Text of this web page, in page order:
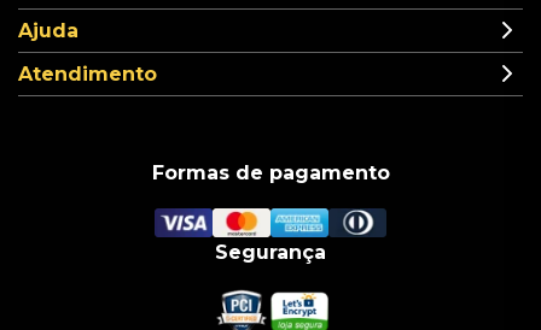
Ajuda
Atendimento
Formas de pagamento
Segurança